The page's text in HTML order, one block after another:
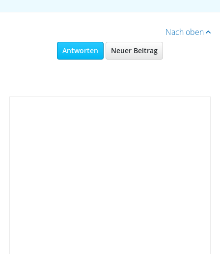
Nach oben
Antworten Neuer Beitrag